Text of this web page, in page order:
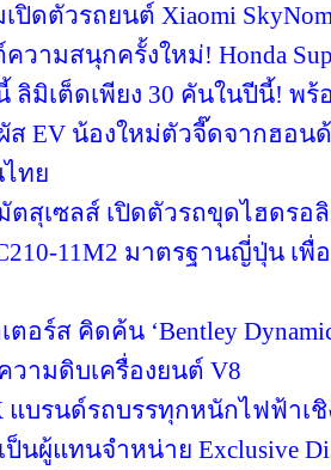
ปิดตัวรถยนต์ Xiaomi
วามสนุกครั้งใหม่! Honda
ลิมิเต็ดเพียง 30 คันในปีนี้! พร้
ส EV น้องใหม่ตัวจี๊ดจากฮอน
ทย
ตสุเซลส์ เปิดตัวรถขุดไฮดรอ
11M2 มาตรฐานญี่ปุ่น เ
อร์ส คิดค้น ‘Bentley
วามดิบเครื่องยนต์ V8
แบรนด์รถบรรทุกหนักไฟฟ้า
ป็นผู้แทนจำหน่าย Exclusive